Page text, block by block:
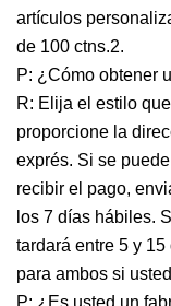
artículos
de 100 ctns.2.
P: ¿Cómo obtener
R: Elija el estilo
proporcione la
exprés. Si se
recibir el pago,
los 7 días hábiles.
tardará entre 5 y
para ambos si
P: ¿Es usted un